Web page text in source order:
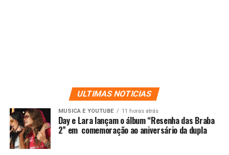
ULTIMAS NOTICIAS
MUSICA E YOUTUBE 11 horas atrás
Day e Lara lançam o álbum “Resenha das Braba
2” em comemoração ao aniversário da dupla